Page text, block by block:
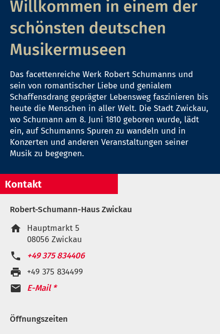
Willkommen in einem der
schönsten deutschen
Musikermuseen
Das facettenreiche Werk Robert Schumanns und
sein von romantischer Liebe und genialem
Schaffensdrang geprägter Lebensweg faszinieren bis
heute die Menschen in aller Welt. Die Stadt Zwickau,
wo Schumann am 8. Juni 1810 geboren wurde, lädt
ein, auf Schumanns Spuren zu wandeln und in
Konzerten und anderen Veranstaltungen seiner
Musik zu begegnen.
Kontakt
Robert-Schumann-Haus Zwickau
P
o
a
n
h
Hauptmarkt 5
08056 Zwickau
Kontakt
aufnehmen
T
e
n
+49 375 834406
F
a
x:
+49 375 834499
E-Mail *
Öffnungszeiten